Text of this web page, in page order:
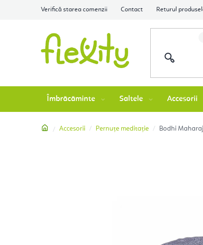
Verifică starea comenzii Contact Returul
Îmbrăcăminte Saltele Accesorii
AcasăAccesorii Pernuțe meditație Bodhi